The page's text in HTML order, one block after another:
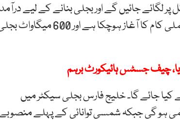
جائیں گے اور بجلی بنانے کے لیے
شدہ ایندھن بہت مہنگا پڑتا ہے۔ بجلی کی قیمتیں کم کرنے کے عملی کام کا آغاز ہوچکا ہے اور 600
چیف جسٹس ہائیکورٹ برہم
جائے گا۔ خلیج فارس بجلی سیکٹر میں
ہو گی جبکہ شمسی توانائی کے پہلے